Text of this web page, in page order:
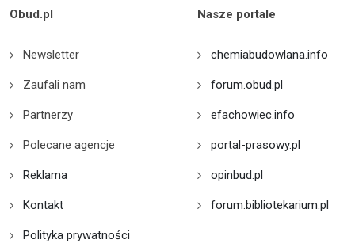
Obud.pl
Newsletter
Zaufali nam
Partnerzy
Polecane agencje
Reklama
Kontakt
Polityka prywatności
Nasze portale
chemiabudowlana.info
forum.obud.pl
efachowiec.info
portal-prasowy.pl
opinbud.pl
forum.bibliotekarium.pl